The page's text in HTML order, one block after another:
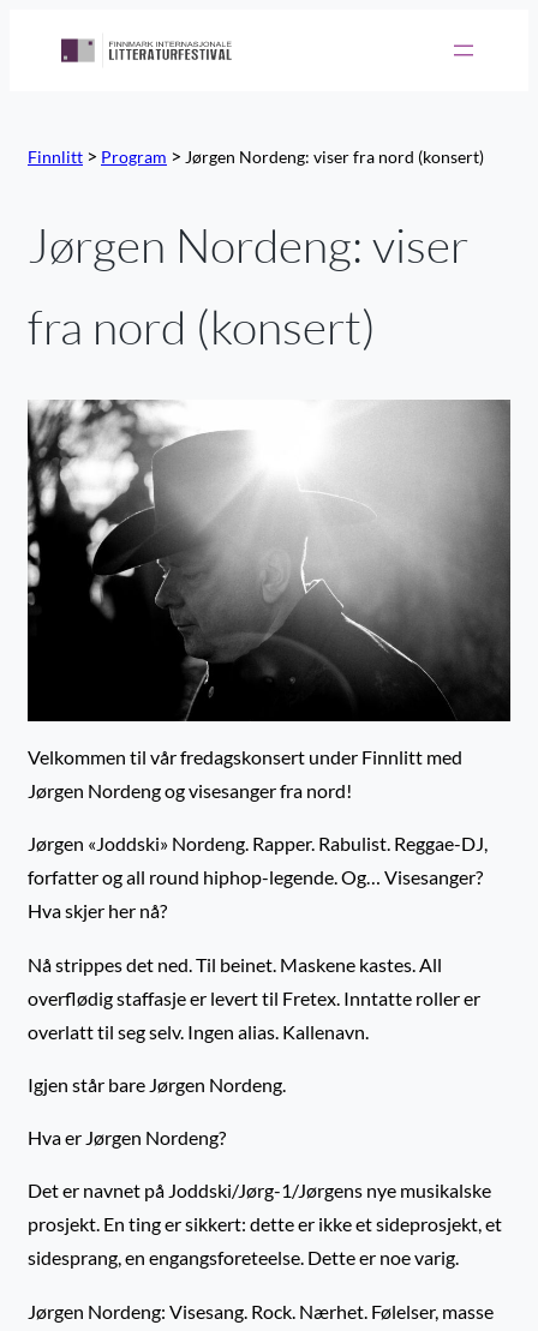
Finnlitt > Program > Jørgen Nordeng: viser fra nord (konsert)
Jørgen Nordeng: viser
fra nord (konsert)
Velkommen til vår fredagskonsert under Finnlitt med
Jørgen Nordeng og visesanger fra nord!
Jørgen «Joddski» Nordeng. Rapper. Rabulist. Reggae-DJ,
forfatter og all round hiphop-legende. Og… Visesanger?
Hva skjer her nå?
Nå strippes det ned. Til beinet. Maskene kastes. All
overflødig staffasje er levert til Fretex. Inntatte roller er
overlatt til seg selv. Ingen alias. Kallenavn.
Igjen står bare Jørgen Nordeng.
Hva er Jørgen Nordeng?
Det er navnet på Joddski/Jørg-1/Jørgens nye musikalske
prosjekt. En ting er sikkert: dette er ikke et sideprosjekt, et
sidesprang, en engangsforeteelse. Dette er noe varig.
Jørgen Nordeng: Visesang. Rock. Nærhet. Følelser, masse